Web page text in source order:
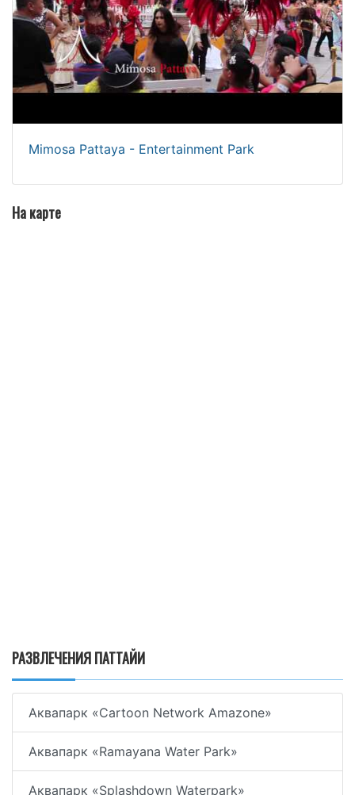
Mimosa Pattaya - Entertainment Park
На карте
РАЗВЛЕЧЕНИЯ ПАТТАЙИ
Аквапарк «Cartoon Network Amazone»
Аквапарк «Ramayana Water Park»
Аквапарк «Splashdown Waterpark»